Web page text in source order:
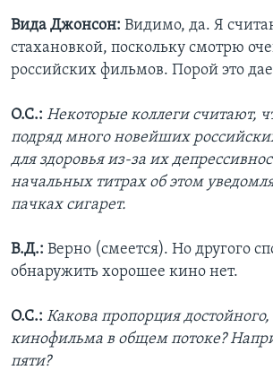
Вида Джонсон: Видимо, да. Я
стахановкой, поскольку смотрю
российских фильмов. Порой это
О.С.: Некоторые коллеги считают,
подряд много новейших
для здоровья из-за их
начальных титрах об этом
пачках сигарет.
В.Д.: Верно (смеется). Но другого
обнаружить хорошее кино нет.
О.С.: Какова пропорция
кинофильма в общем потоке?
пяти?